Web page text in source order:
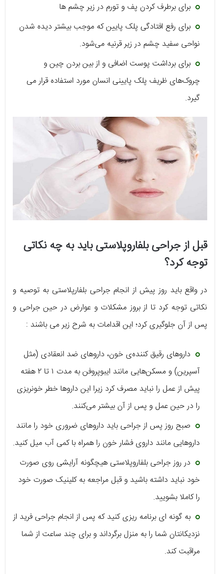
برای برطرف کردن پف و تورم در زیر چشم ها
برای رفع افتادگی پلک پایین که موجب بیشتر دیده شدن
نواحی سفید چشم در زیر قرنیه می‌شود.
برای برداشت پوست اضافی و از بین بردن چین و
چروک‌های ظریف پلک پایینی انسان مورد استفاده قرار می
گیرد.
قبل از جراحی بلفاروپلاستی باید به چه نکاتی
توجه کرد؟
در واقع باید روز پیش از انجام جراحی بلفارپلاستی به توصیه و
نکاتی توجه کرد تا از بروز مشکلات و عوارض در حین جراحی و
پس از آن جلوگیری کرد؛ این اقدامات به شرح زیر می باشند :
داروهای رقیق کننده‌ی خون، داروهای ضد انعقادی (مثل
آسپرین) و مسکن‌هایی مانند ایبوپروفن به مدت ۱ تا ۲ هفته
پیش از عمل را نباید مصرف کرد زیرا این داروها خطر خونریزی
را در حین عمل و پس از آن بیشتر می‌کنند.
صبح روز پس از جراحی باید داروهای ضروری خود را مانند
داروهایی مانند داروی فشار خون را همراه با کمی آب میل کنید.
در روز جراحی بلفاروپلاستی هیچگونه آرایشی روی صورت
خود نباید داشته باشید و قبل مراجعه به کلینیک صورت خود
را کاملا بشویید.
به گونه ای برنامه ریزی کنید که پس از انجام جراحی فرید از
نزدیکانتان شما را به منزل برگرداند و برای چند ساعت از شما
مراقبت کند.